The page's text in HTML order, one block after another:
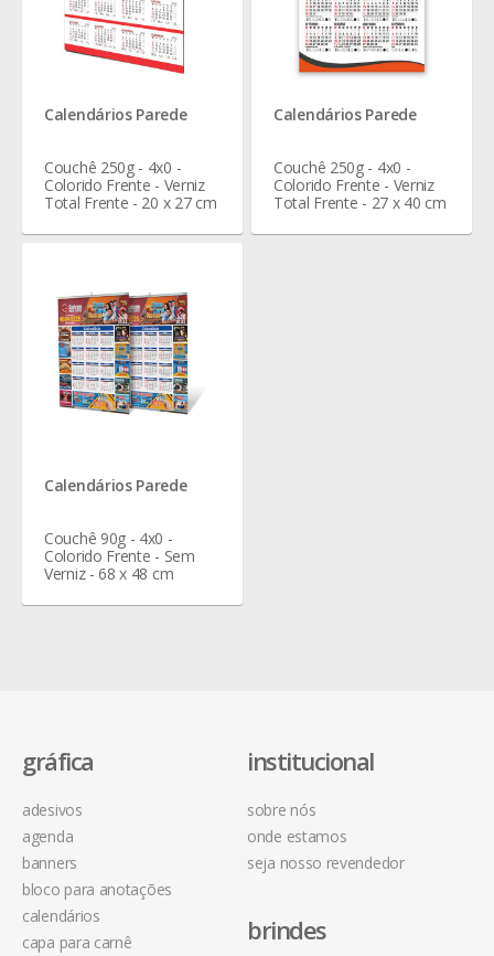
Calendários Parede
Couchê 250g - 4x0 -
Colorido Frente - Verniz
Total Frente - 20 x 27 cm
Calendários Parede
Couchê 250g - 4x0 -
Colorido Frente - Verniz
Total Frente - 27 x 40 cm
Calendários Parede
Couchê 90g - 4x0 -
Colorido Frente - Sem
Verniz - 68 x 48 cm
institucional
sobre nós
onde estamos
seja nosso revendedor
gráfica
adesivos
agenda
banners
bloco para anotações
calendários
capa para carnê
brindes